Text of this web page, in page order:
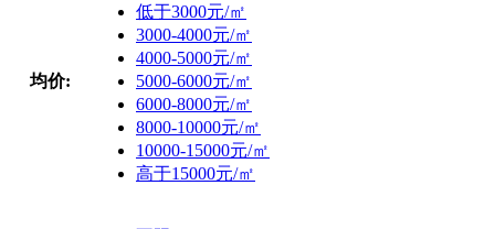
均价:
低于3000元/㎡
3000-4000元/㎡
4000-5000元/㎡
5000-6000元/㎡
6000-8000元/㎡
8000-10000元/㎡
10000-15000元/㎡
高于15000元/㎡